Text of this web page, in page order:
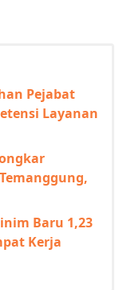
Pejabat
Layanan
Baru 1,23
Kerja